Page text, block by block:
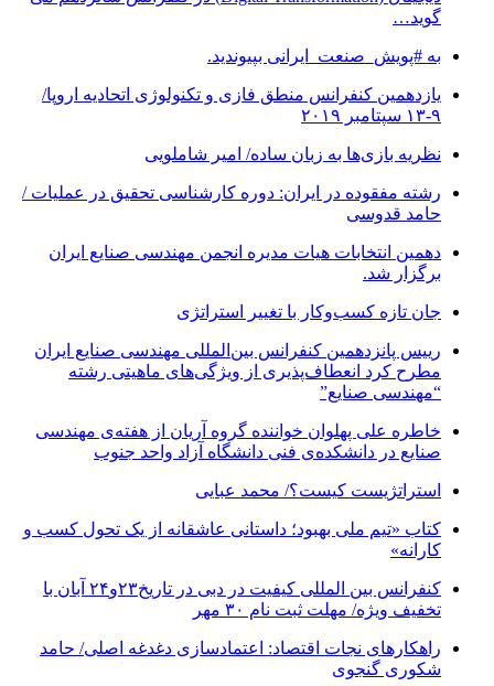
گوید…
به #پویش_صنعت_ایرانی بپیوندید.
یازدهمین کنفرانس منطق فازی و تکنولوژی اتحادیه اروپا/
۹-۱۳ سپتامبر ۲۰۱۹
نظریه بازی‌ها به زبان ساده/ امیر شاملویی
رشته مفقوده در ایران: دوره کارشناسی تحقیق در عملیات /
حامد قدوسی
دهمین انتخابات هیات مدیره انجمن مهندسی صنایع ایران
برگزار شد.
جان تازه کسب‌وکار با تغییر استراتژی
رییس پانزدهمین کنفرانس بین‌المللی مهندسی صنایع ایران
مطرح کرد انعطاف‌پذیری از ویژگی‌های ماهیتی رشته
“مهندسی صنایع”
خاطره علی پهلوان خواننده گروه آریان از هفته‌ی مهندسی
صنایع در دانشکده‌ی فنی دانشگاه آزاد واحد جنوب
استراتژیست کیست؟‬/ محمد عبایی
کتاب «تیم ملی بهبود؛ داستانی عاشقانه از یک تحول کسب و
کارانه»
کنفرانس بین المللی کیفیت در دبی در تاریخ۲۳و۲۴ آبان با
تخفیف ویژه/ مهلت ثبت نام ۳۰ مهر
راهکارهای نجات اقتصاد: اعتمادسازی دغدغه اصلی/ حامد
شکوری گنجوی